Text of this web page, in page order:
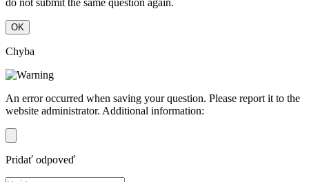
do not submit the same question again.
OK
Chyba
An error occurred when saving your question. Please report it to the
website administrator. Additional information:
Pridať odpoveď